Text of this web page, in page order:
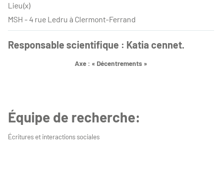
Lieu(x)
MSH - 4 rue Ledru à Clermont-Ferrand
Responsable scientifique : Katia cennet.
Axe : « Décentrements »
Équipe de recherche:
Écritures et interactions sociales